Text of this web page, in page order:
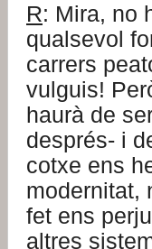
R: Mira, no
qualsevol
carrers
vulguis!
haurà de
després- i
cotxe ens
modernitat,
fet ens
altres